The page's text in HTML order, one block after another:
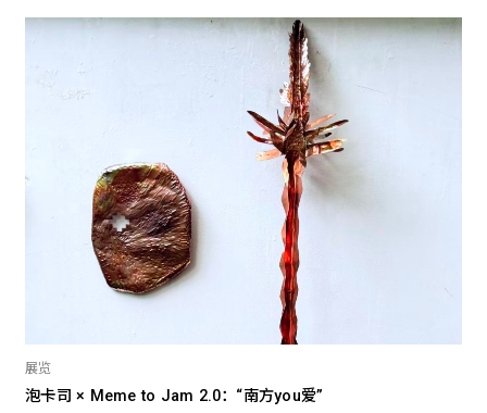
展览
泡卡司 × Meme to Jam 2.0：“南方you爱”